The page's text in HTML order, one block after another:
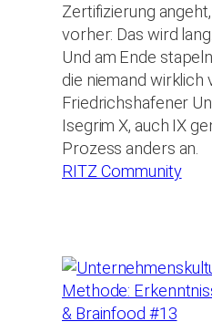
Zertifizierung
vorher: Das wird
Und am Ende
die niemand wirklich
Friedrichshafener
Isegrim X, auch IX
Prozess anders an.
RITZ Community